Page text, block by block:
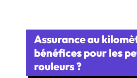
Assurance au
bénéfices pour les
rouleurs ?